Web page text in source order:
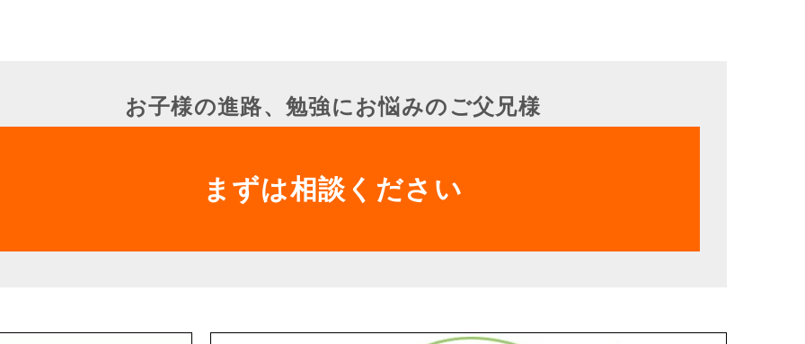
お子様の進路、勉強にお悩みのご父兄様
まずは相談ください